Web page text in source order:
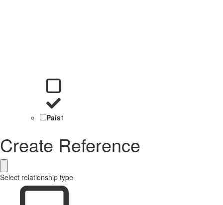
País1
Create Reference
Select relationship type